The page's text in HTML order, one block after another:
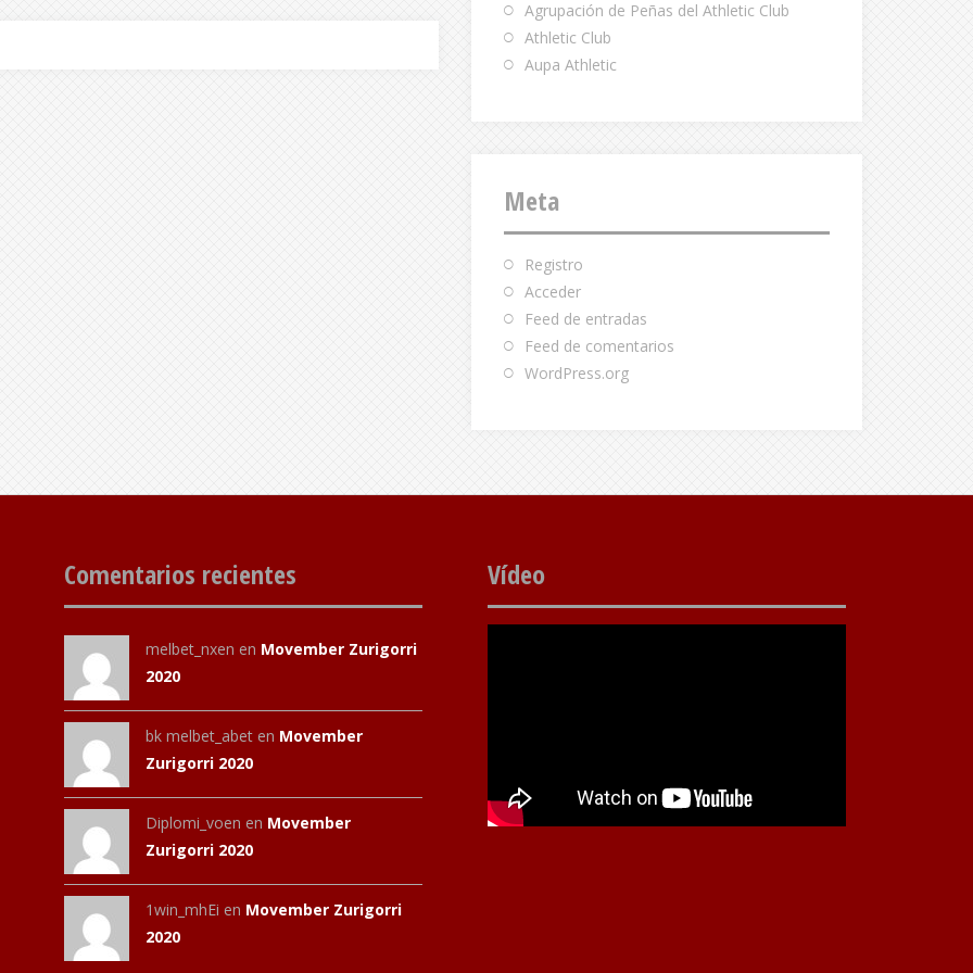
Agrupación de Peñas del Athletic Club
Athletic Club
Aupa Athletic
Meta
Registro
Acceder
Feed de entradas
Feed de comentarios
WordPress.org
Comentarios recientes
melbet_nxen en Movember Zurigorri
2020
bk melbet_abet en Movember
Zurigorri 2020
Diplomi_voen en Movember
Zurigorri 2020
1win_mhEi en Movember Zurigorri
2020
Vídeo